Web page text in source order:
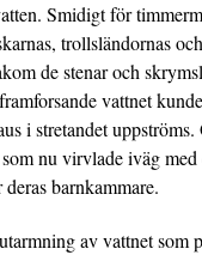
Smidigt för
trollsländornas
de stenar och
vattnet
i stretandet
nu virvlade iväg med
barnkammare.
av vattnet som